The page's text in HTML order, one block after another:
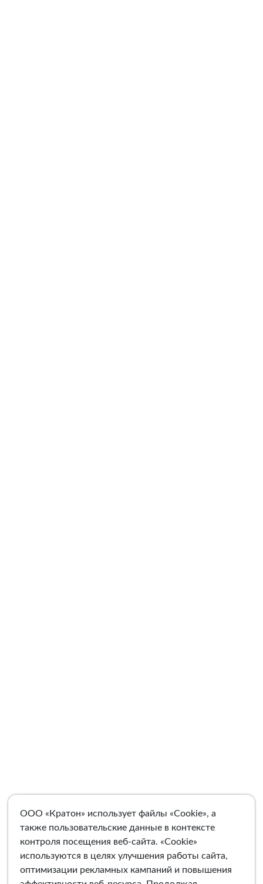
ООО «Кратон» использует файлы «Cookie», а
также пользовательские данные в контексте
контроля посещения веб-сайта. «Cookie»
используются в целях улучшения работы сайта,
оптимизации рекламных кампаний и повышения